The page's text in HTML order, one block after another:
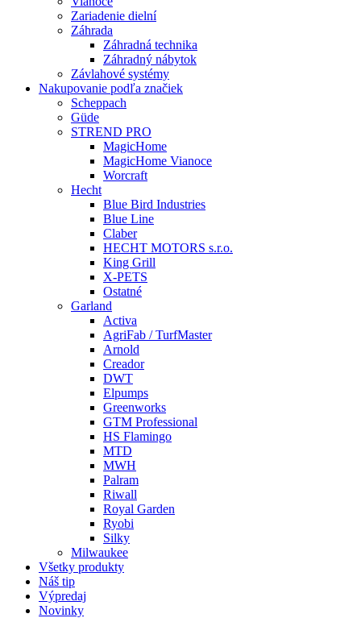
Zariadenie dielní
Záhrada
Záhradná technika
Záhradný nábytok
Závlahové systémy
Nakupovanie podľa značiek
Scheppach
Güde
STREND PRO
MagicHome
MagicHome Vianoce
Worcraft
Hecht
Blue Bird Industries
Blue Line
Claber
HECHT MOTORS s.r.o.
King Grill
X-PETS
Ostatné
Garland
Activa
AgriFab / TurfMaster
Arnold
Creador
DWT
Elpumps
Greenworks
GTM Professional
HS Flamingo
MTD
MWH
Palram
Riwall
Royal Garden
Ryobi
Silky
Milwaukee
Všetky produkty
Náš tip
Výpredaj
Novinky